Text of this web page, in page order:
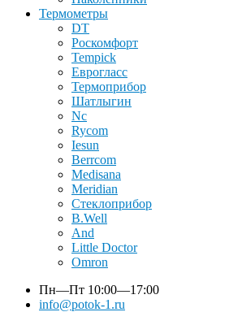
Термометры
DT
Роскомфорт
Tempick
Еврогласс
Термоприбор
Шатлыгин
Nc
Rycom
Iesun
Berrcom
Medisana
Meridian
Стеклоприбор
B.Well
And
Little Doctor
Omron
Пн—Пт 10:00—17:00
info@potok-1.ru